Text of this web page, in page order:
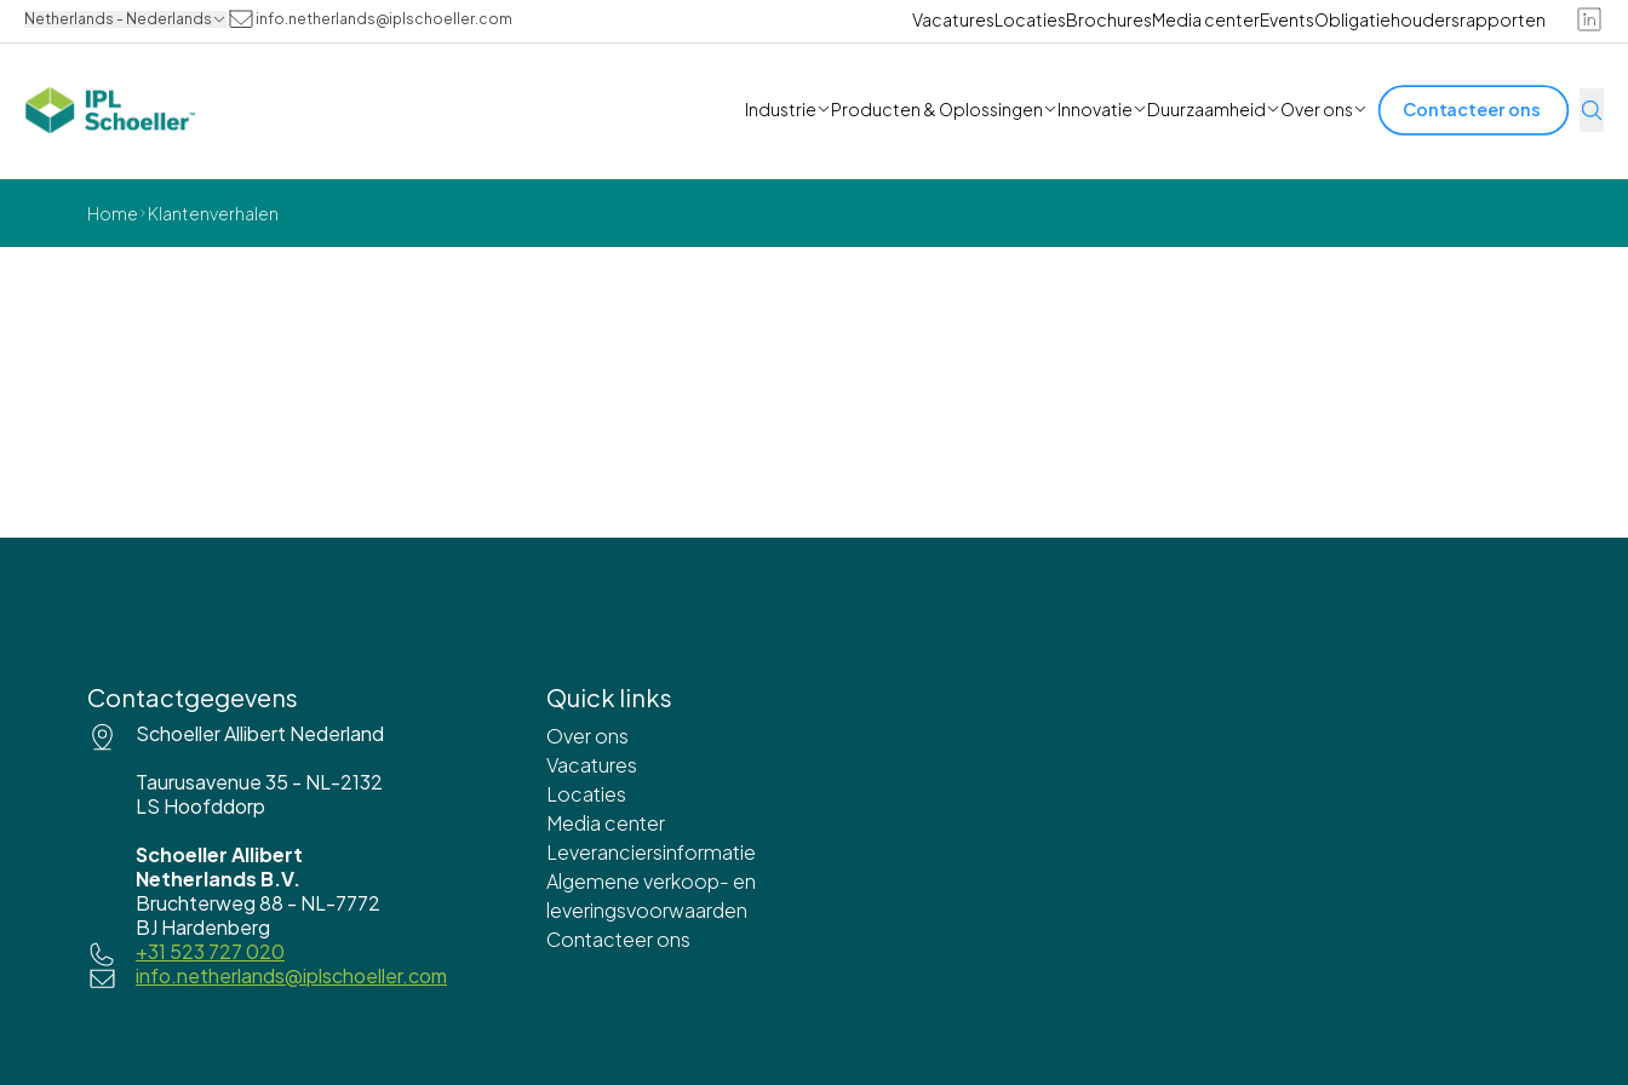
Netherlands - Nederlands info.netherlands@iplschoeller.com VacaturesLocatiesBrochuresMedia centerEventsObligatiehoudersrapporten
Industrie Producten & Oplossingen Innovatie Duurzaamheid Over ons Contacteer ons
Home Klantenverhalen
Contactgegevens
Schoeller Allibert Nederland
Taurusavenue 35 - NL-2132
LS Hoofddorp
Schoeller Allibert
Netherlands B.V.
Bruchterweg 88 - NL-7772
BJ Hardenberg
+31 523 727 020
info.netherlands@iplschoeller.com
Quick links
Over ons
Vacatures
Locaties
Media center
Leveranciersinformatie
Algemene verkoop- en
leveringsvoorwaarden
Contacteer ons